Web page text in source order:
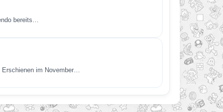
bereits…
Erschienen im November…